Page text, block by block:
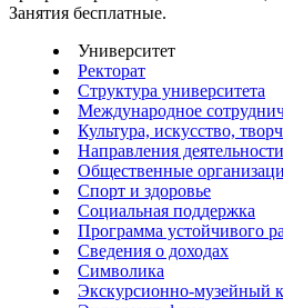
Занятия бесплатные.
Университет
Ректорат
Структура университета
Международное
Культура, искусство,
Направления деятельности
Общественные
Спорт и здоровье
Социальная поддержка
Программа устойчивого
Сведения о доходах
Символика
Экскурсионно-музейный